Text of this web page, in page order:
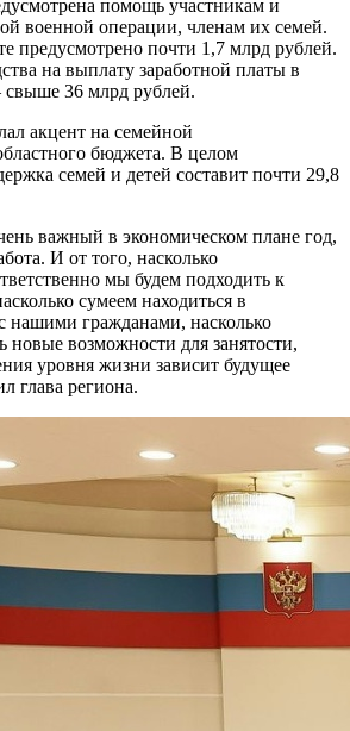
помощь участникам и
военной операции, членам их семей.
предусмотрено почти 1,7 млрд рублей.
на выплату заработной платы в
свыше 36 млрд рублей.
акцент на семейной
бюджета. В целом
семей и детей составит почти 29,8
важный в экономическом плане год,
И от того, насколько
мы будем подходить к
сумеем находиться в
нашими гражданами, насколько
новые возможности для занятости,
уровня жизни зависит будущее
глава региона.